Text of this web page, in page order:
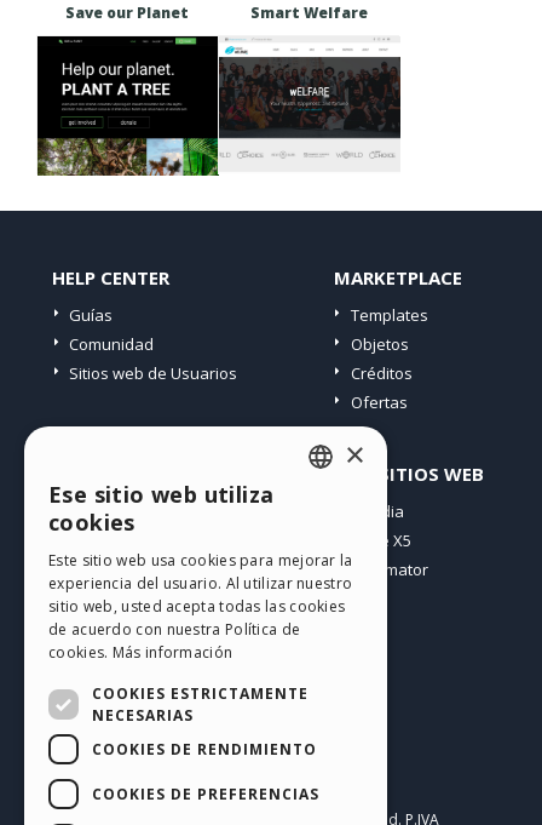
Save our Planet Smart Welfare
HELP CENTER
Guías
Comunidad
Sitios web de Usuarios
MARKETPLACE
Templates
Objetos
Créditos
Ofertas
Mis post
Mis download
Espacio Web
Mis Créditos
OTROS SITIOS WEB
Incomedia
WebSite X5
WebAnimator
Español
Copyright © 2026
All rights reserved. P.IVA
GERMAN
SPANISH
RUSSIAN
FRENCH
×
Ese sitio web utiliza
cookies
Este sitio web usa cookies para mejorar la
experiencia del usuario. Al utilizar nuestro
sitio web, usted acepta todas las cookies
de acuerdo con nuestra Política de
cookies. Más información
COOKIES ESTRICTAMENTE
NECESARIAS
COOKIES DE RENDIMIENTO
COOKIES DE PREFERENCIAS